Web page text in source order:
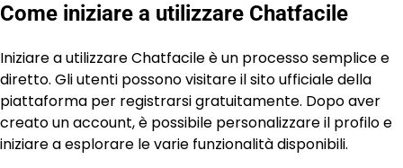
Come iniziare a utilizzare Chatfacile
Iniziare a utilizzare Chatfacile è un processo semplice e
diretto. Gli utenti possono visitare il sito ufficiale della
piattaforma per registrarsi gratuitamente. Dopo aver
creato un account, è possibile personalizzare il profilo e
iniziare a esplorare le varie funzionalità disponibili.